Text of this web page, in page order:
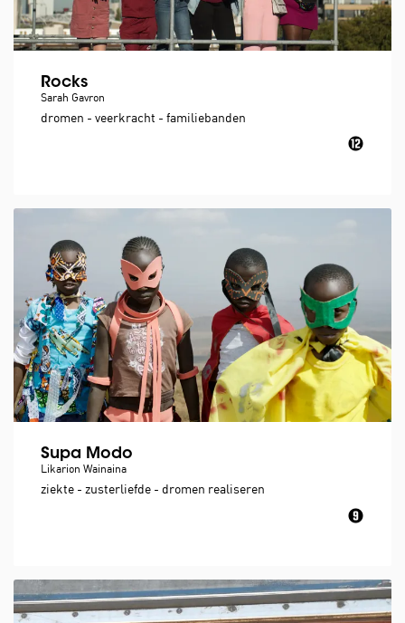
Rocks
Sarah Gavron
dromen - veerkracht - familiebanden
Supa Modo
Likarion Wainaina
ziekte - zusterliefde - dromen realiseren